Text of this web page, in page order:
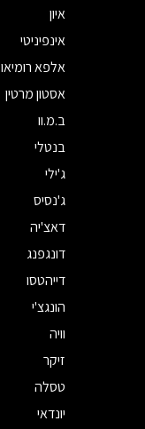
איון
אינפיניטי
אלפא רומיאו
אסטון מרטין
ב.מ.וו
בנטלי
ג'ילי
ג'נסיס
דאצ'יה
דונגפנג
דייהטסו
הונגצ'י
וויה
זיקר
טסלה
יונדאי